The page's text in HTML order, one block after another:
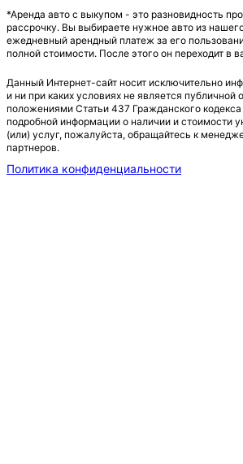
*Аренда авто с выкупом - это разновидность
рассрочку. Вы выбираете нужное авто из нашего
ежедневный арендный платеж за его
полной стоимости. После этого он переходит в
Данный Интернет-сайт носит исключительно
и ни при каких условиях не является публичной
положениями Статьи 437 Гражданского
подробной информации о наличии и стоимости
(или) услуг, пожалуйста, обращайтесь к
партнеров.
Политика конфиденциальности